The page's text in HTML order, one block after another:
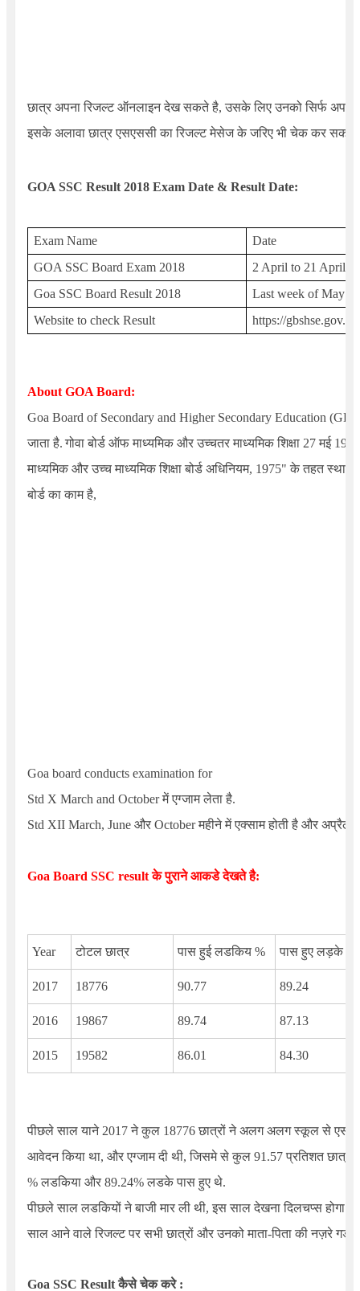
छात्र अपना रिजल्ट ऑनलाइन देख सकते है, उसके लिए उनको सिर्फ अपना
इसके अलावा छात्र एसएससी का रिजल्ट मेसेज के जरिए भी चेक कर सकते
GOA SSC Result 2018 Exam Date & Result Date:
Exam Name
Date
GOA SSC Board Exam 2018
2 April to 21 April
Goa SSC Board Result 2018
Last week of May
Website to check Result
https://gbshse.gov.in
About GOA Board:
Goa Board of Secondary and Higher Secondary Education
जाता है. गोवा बोर्ड ऑफ माध्यमिक और उच्चतर माध्यमिक शिक्षा 27 मई
माध्यमिक और उच्च माध्यमिक शिक्षा बोर्ड अधिनियम, 1975" के तहत
बोर्ड का काम है,
Goa board conducts examination for
Std X March and Octoberमें एग्जाम लेता है.
Std XII March, Juneऔर Octoberमहीने में एक्साम होती है और अप्रैल
Goa Board SSC resultके पुराने आकडे देखते है:
Year टोटल छात्र पास हुई लडकिय % पास हुए लड़के %
2017 18776 90.77 89.24
2016 19867 89.74 87.13
2015 19582 86.01 84.30
पीछले साल याने 2017ने कुल 18776छात्रों ने अलग अलग स्कूल से
आवेदन किया था, और एग्जाम दी थी, जिसमे से कुल 91.57प्रतिशत छात्र
% लडकिया और 89.24% लडके पास हुए थे.
पीछले साल लडकियों ने बाजी मार ली थी, इस साल देखना दिलचप्स होगा
साल आने वाले रिजल्ट पर सभी छात्रों और उनको माता-पिता की नज़रे गडी
Goa SSC Resultकैसे चेक करे :